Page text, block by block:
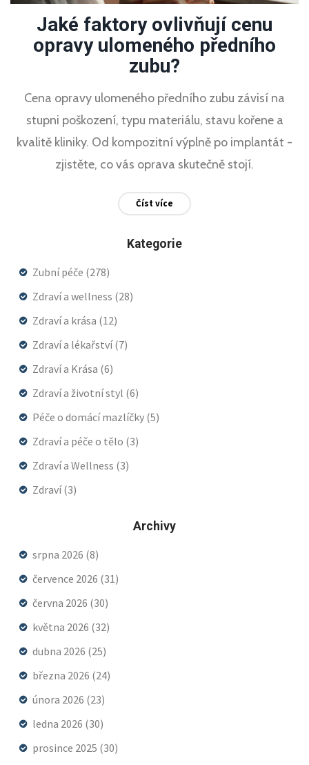
Jaké faktory ovlivňují cenu
opravy ulomeného předního
zubu?
Cena opravy ulomeného předního zubu závisí na
stupni poškození, typu materiálu, stavu kořene a
kvalitě kliniky. Od kompozitní výplně po implantát -
zjistěte, co vás oprava skutečně stojí.
Číst více
Kategorie
Zubní péče (278)
Zdraví a wellness (28)
Zdraví a krása (12)
Zdraví a lékařství(7)
Zdraví a Krása (6)
Zdraví a životní styl (6)
Péče o domácí mazlíčky (5)
Zdraví a péče o tělo (3)
Zdraví a Wellness (3)
Zdraví(3)
Archivy
srpna 2026 (8)
července 2026 (31)
června 2026 (30)
května 2026 (32)
dubna 2026 (25)
března 2026 (24)
února 2026 (23)
ledna 2026 (30)
prosince 2025 (30)